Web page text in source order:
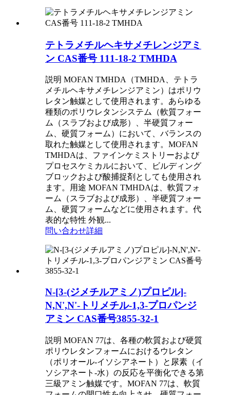
テトラメチルヘキサメチレンジアミ
ン CAS番号 111-18-2 TMHDA
説明 MOFAN TMHDA（TMHDA、テトラ
メチルヘキサメチレンジアミン）はポリウ
レタン触媒として使用されます。あらゆる
種類のポリウレタンシステム（軟質フォー
ム（スラブおよび成形）、半硬質フォー
ム、硬質フォーム）において、バランスの
取れた触媒として使用されます。MOFAN
TMHDAは、ファインケミストリーおよび
プロセスケミカルにおいて、ビルディング
ブロックおよび酸捕捉剤としても使用され
ます。用途 MOFAN TMHDAは、軟質フォ
ーム（スラブおよび成形）、半硬質フォー
ム、硬質フォームなどに使用されます。代
表的な特性 外観...
問い合わせ詳細
N-[3-(ジメチルアミノ)プロピル]-
N,N',N'-トリメチル-1,3-プロパンジ
アミン CAS番号3855-32-1
説明 MOFAN 77は、各種の軟質および硬質
ポリウレタンフォームにおけるウレタン
（ポリオール-イソシアネート）と尿素（イ
ソシアネート-水）の反応を平衡化できる第
三級アミン触媒です。MOFAN 77は、軟質